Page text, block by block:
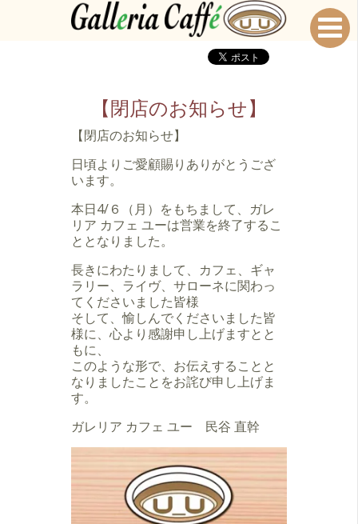
【閉店のお知らせ】
【閉店のお知らせ】
日頃よりご愛顧賜りありがとうござ
います。
本日4/６（月）をもちまして、ガレ
リア カフェ ユーは営業を終了するこ
ととなりました。
長きにわたりまして、カフェ、ギャ
ラリー、ライヴ、サローネに関わっ
てくださいました皆様
そして、愉しんでくださいました皆
様に、心より感謝申し上げますとと
もに、
このような形で、お伝えすることと
なりましたことをお詫び申し上げま
す。
ガレリア カフェ ユー 民谷 直幹